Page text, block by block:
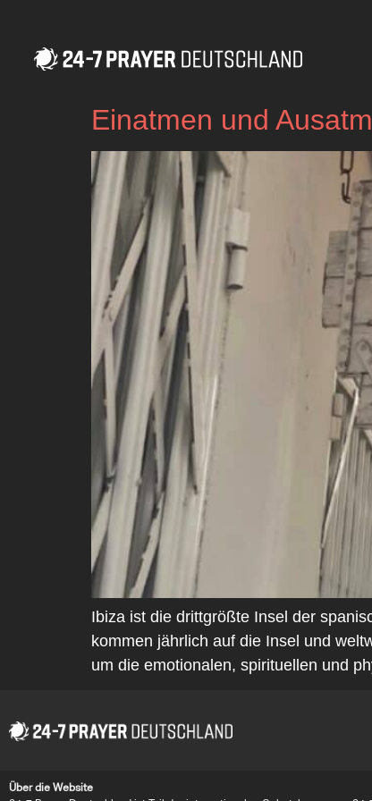
Einatmen und
Ibiza ist die drittgrößte Insel der
kommen jährlich auf die Insel und
um die emotionalen, spirituellen und
Über die Website